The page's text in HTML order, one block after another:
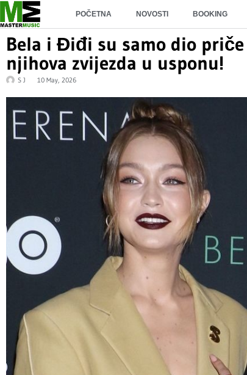
POČETNA NOVOSTI BOOKING
Bela i Điđi su samo dio
njihova zvijezda u usponu!
S J 10 May, 2026